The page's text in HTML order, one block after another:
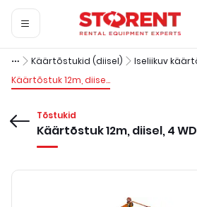
Käärtõstukid (diisel)
Käärtõstuk 12m, diisel, 4 WD
Tõstukid
Käärtõstuk 12m, diisel, 4 WD